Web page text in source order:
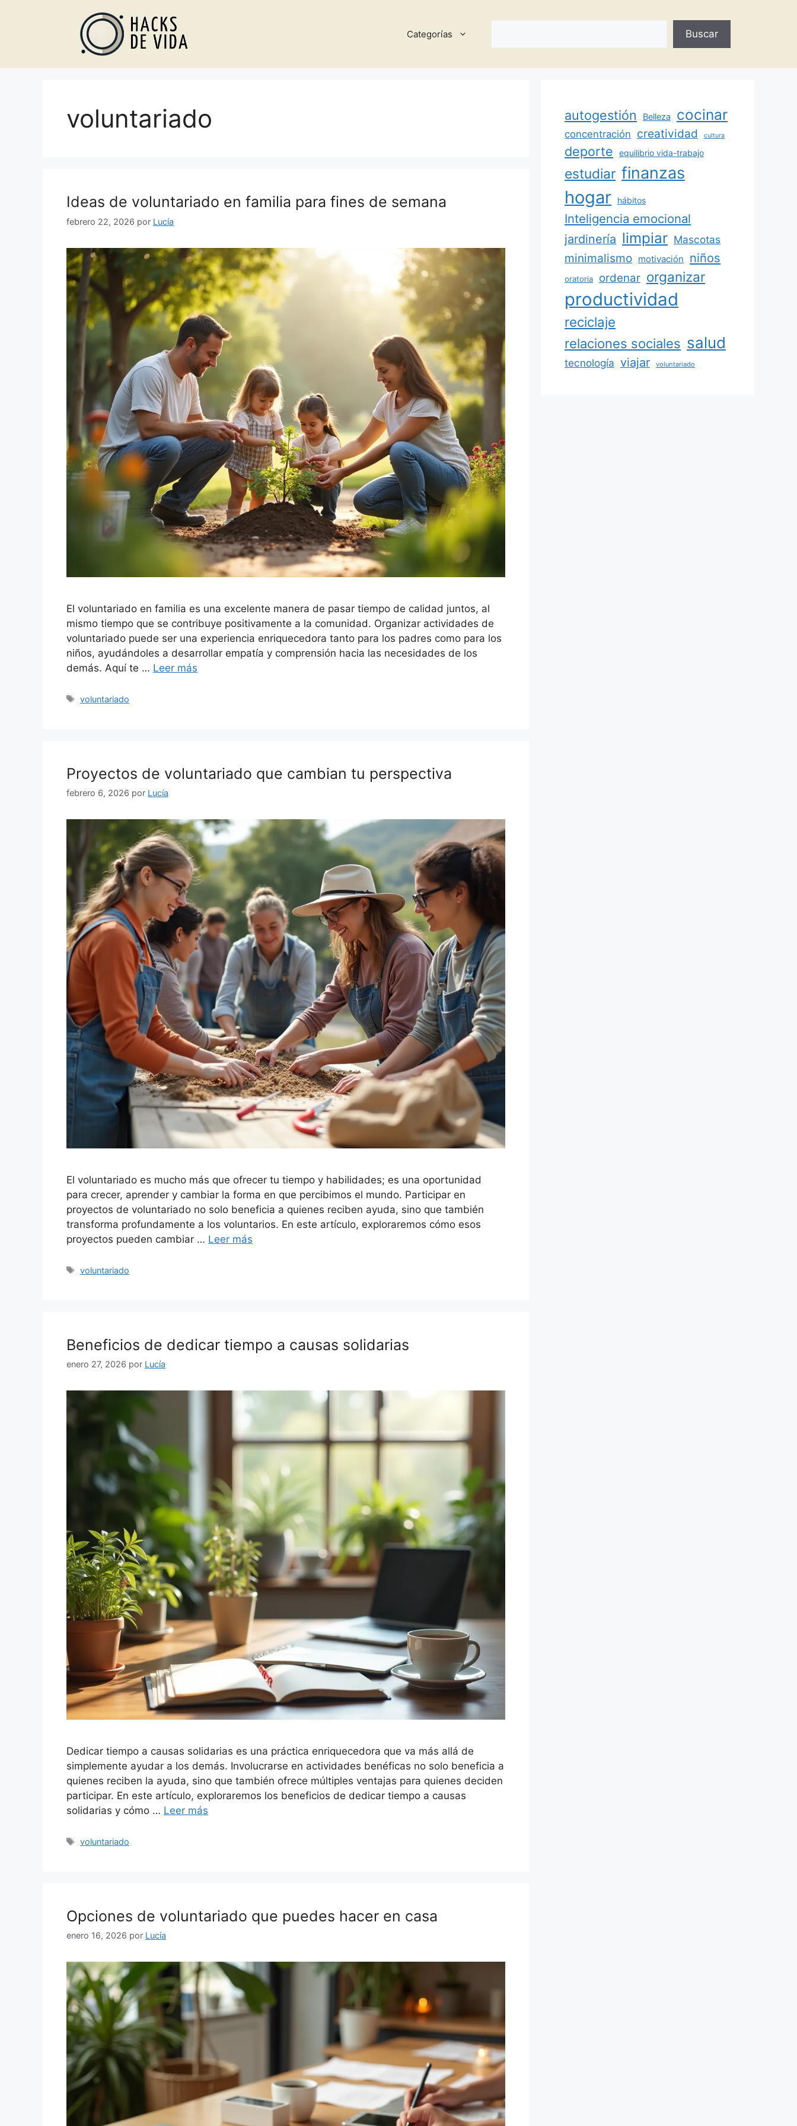
Categorías Buscar
voluntariado
Ideas de voluntariado en familia para fines de semana
febrero 22, 2026 por Lucía
El voluntariado en familia es una excelente manera de pasar tiempo de calidad juntos, al
mismo tiempo que se contribuye positivamente a la comunidad. Organizar actividades de
voluntariado puede ser una experiencia enriquecedora tanto para los padres como para los
niños, ayudándoles a desarrollar empatía y comprensión hacia las necesidades de los
demás. Aquí te … Leer más
Etiquetas
voluntariado
Proyectos de voluntariado que cambian tu perspectiva
febrero 6, 2026 por Lucía
El voluntariado es mucho más que ofrecer tu tiempo y habilidades; es una oportunidad
para crecer, aprender y cambiar la forma en que percibimos el mundo. Participar en
proyectos de voluntariado no solo beneficia a quienes reciben ayuda, sino que también
transforma profundamente a los voluntarios. En este artículo, exploraremos cómo esos
proyectos pueden cambiar … Leer más
Etiquetas
voluntariado
Beneficios de dedicar tiempo a causas solidarias
enero 27, 2026 por Lucía
Dedicar tiempo a causas solidarias es una práctica enriquecedora que va más allá de
simplemente ayudar a los demás. Involucrarse en actividades benéficas no solo beneficia a
quienes reciben la ayuda, sino que también ofrece múltiples ventajas para quienes deciden
participar. En este artículo, exploraremos los beneficios de dedicar tiempo a causas
solidarias y cómo … Leer más
Etiquetas
voluntariado
Opciones de voluntariado que puedes hacer en casa
enero 16, 2026 por Lucía
autogestión Belleza cocinar
concentración creatividad cultura
deporte equilibrio vida-trabajo
estudiar finanzas
hogar hábitos
Inteligencia emocional
jardinería limpiar Mascotas
minimalismo motivación niños
oratoria ordenar organizar
productividad
reciclaje
relaciones sociales salud
tecnología viajar voluntariado